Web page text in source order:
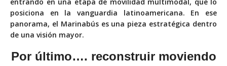
posiciona en la vanguardia latinoamericana. En ese
panorama, el Marinabús es una pieza estratégica dentro
de una visión mayor.
Por último…. reconstruir moviendo